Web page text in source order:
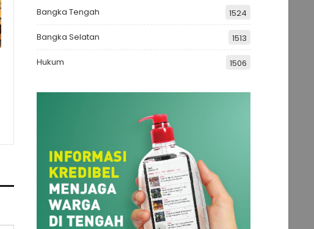
Bangka Tengah 1524
Bangka Selatan 1513
Hukum 1506